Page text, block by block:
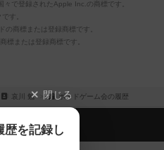
で登録されたApple Inc.の商標です。
す。
商標または登録商標です。
標または登録商標です。
哀川 勉 ボードゲーム会の履歴
閉じる
歴を記録し